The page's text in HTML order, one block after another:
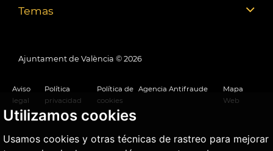
Utilizamos cookies
Usamos cookies y otras técnicas de rastreo para mejorar
Temas
Ajuntament de València © 2026
Aviso
legal
Política
privacidad
Política de
cookies
Agencia Antifraude
Mapa
Web